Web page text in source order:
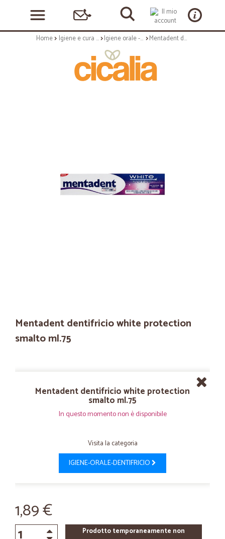
Home Igiene e cura personale Igiene orale - dentifricio Mentadent dentifricio white protection smalto ml.75
Mentadent dentifricio white protection
smalto ml.75
Mentadent dentifricio white protection
smalto ml.75
In questo momento non è disponibile
Visita la categoria
IGIENE-ORALE-DENTIFRICIO
1,89 €
Prodotto temporaneamente non